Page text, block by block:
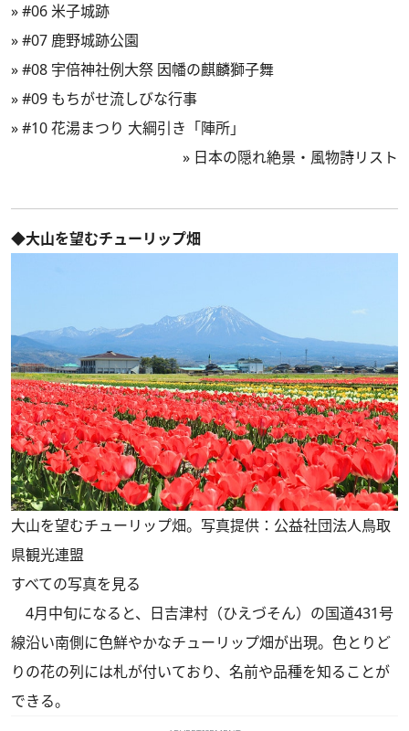
»#06 米子城跡
»#07 鹿野城跡公園
»#08 宇倍神社例大祭 因幡の麒麟獅子舞
»#09 もちがせ流しびな行事
»#10 花湯まつり 大綱引き「陣所」
» 日本の隠れ絶景・風物詩リスト
◆大山を望むチューリップ畑
大山を望むチューリップ畑。写真提供：公益社団法人鳥取
県観光連盟
すべての写真を見る
4月中旬になると、日吉津村（ひえづそん）の国道431号
線沿い南側に色鮮やかなチューリップ畑が出現。色とりど
りの花の列には札が付いており、名前や品種を知ることが
できる。